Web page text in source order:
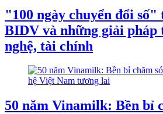
"100 ngày chuyển đổi số"
BIDV và những giải pháp
nghệ, tài chính
50 năm Vinamilk: Bền bỉ